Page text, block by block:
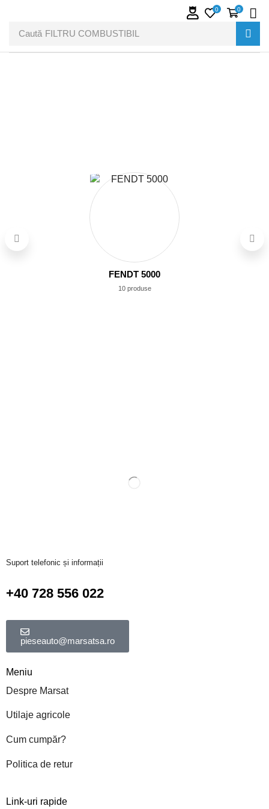
Caută FILTRU COMBUSTIBIL
0 0
FENDT 5000
10 produse
Suport telefonic și informații
+40 728 556 022
pieseauto@marsatsa.ro
Meniu
Despre Marsat
Utilaje agricole
Cum cumpăr?
Politica de retur
Link-uri rapide